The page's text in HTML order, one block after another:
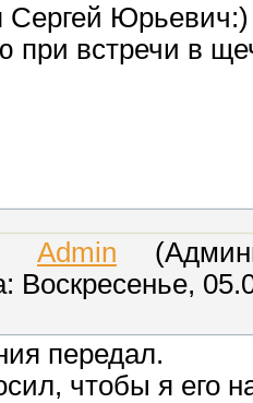
Сергей
при встречи в
Admin
Воскресенье,
передал.
чтобы я его